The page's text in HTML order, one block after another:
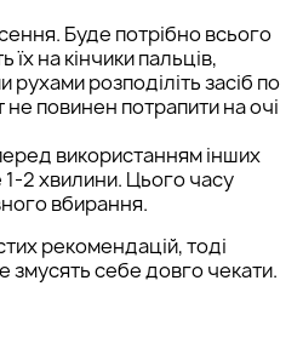
Буде потрібно всього
їх на кінчики пальців,
розподіліть засіб по
повинен потрапити на очі
використанням інших
1-2 хвилини. Цього часу
вбирання.
рекомендацій, тоді
змусять себе довго чекати.